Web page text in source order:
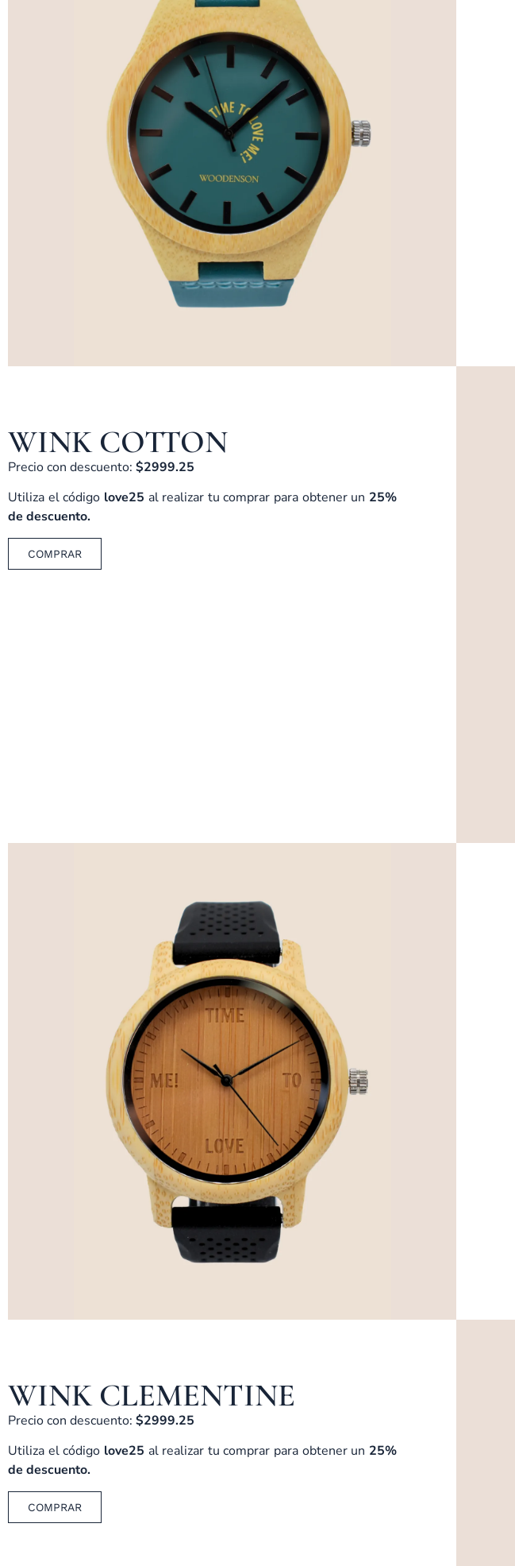
WINK COTTON
Precio con descuento: $2999.25
Utiliza el código love25 al realizar tu comprar para obtener un 25%
de descuento.
COMPRAR
WINK CLEMENTINE
Precio con descuento: $2999.25
Utiliza el código love25 al realizar tu comprar para obtener un 25%
de descuento.
COMPRAR